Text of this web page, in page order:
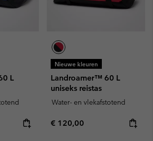
L
Nieuwe kleuren
Landroamer™ 60 L
uniseks reistas
Water- en vlekafstotend
Regular price:
€ 120,00